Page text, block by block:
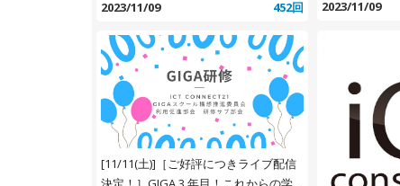
な対策とは？
2023/11/09 452回
時代の到来」
2023/11/09
[11/11(土)]［ご好評につきライブ配信